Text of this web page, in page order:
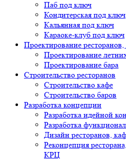
Паб под ключ
Кондитерская под ключ
Кальянная под ключ
Караоке-клуб под ключ
Проектирование ресторанов,
Проектирование
Проектирование бара
Строительство ресторанов
Строительство кафе
Строительство баров
Разработка концепции
Разработка идейной
Разработка
Дизайн ресторанов,
Реконцепция
КРЦ